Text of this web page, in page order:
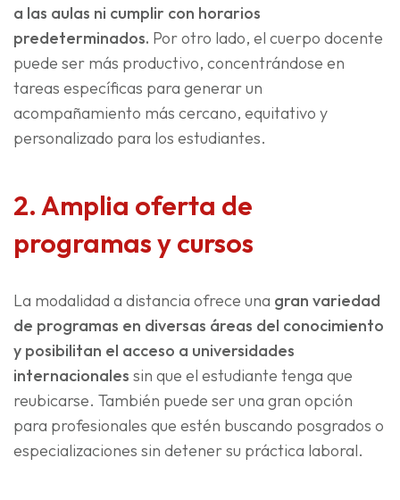
a las aulas ni cumplir con horarios
predeterminados. Por otro lado, el cuerpo docente
puede ser más productivo, concentrándose en
tareas específicas para generar un
acompañamiento más cercano, equitativo y
personalizado para los estudiantes.
2. Amplia oferta de
programas y cursos
La modalidad a distancia ofrece una gran variedad
de programas en diversas áreas del conocimiento
y posibilitan el acceso a universidades
internacionales sin que el estudiante tenga que
reubicarse. También puede ser una gran opción
para profesionales que estén buscando posgrados o
especializaciones sin detener su práctica laboral.